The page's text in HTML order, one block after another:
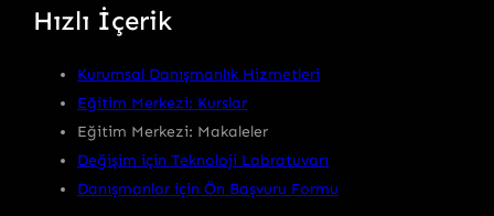
Hızlı İçerik
Kurumsal Danışmanlık Hizmetleri
Eğitim Merkezi: Kurslar
Eğitim Merkezi: Makaleler
Değişim için Teknoloji Labratuvarı
Danışmanlar için Ön Başvuru Formu